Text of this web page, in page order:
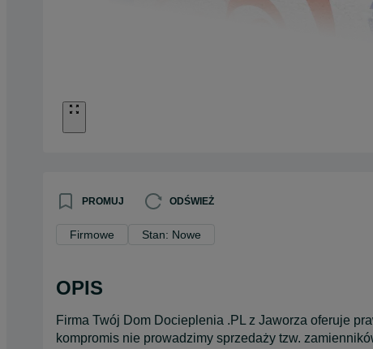
PROMUJ ODŚWIEŻ
Firmowe Stan: Nowe
OPIS
Firma Twój Dom Docieplenia .PL z Jaworza oferuje
kompromis nie prowadzimy sprzedaży tzw.